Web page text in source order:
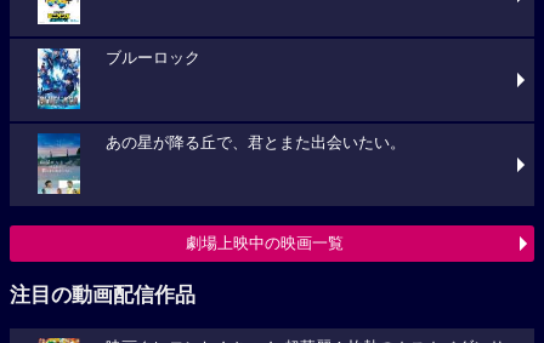
ブルーロック
あの星が降る丘で、君とまた出会いたい。
劇場上映中の映画一覧
注目の動画配信作品